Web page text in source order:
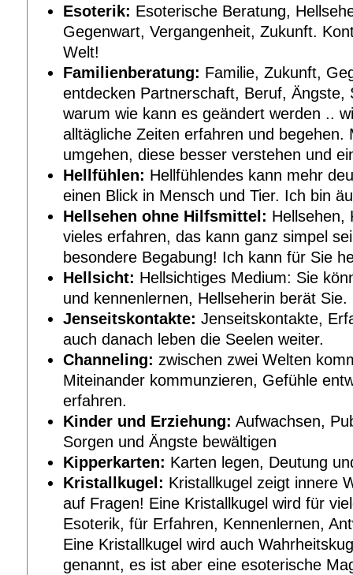
Esoterik: Esoterische Beratung,
Gegenwart, Vergangenheit, Zukunft.
Welt!
Familienberatung: Familie, Zukunft,
entdecken Partnerschaft, Beruf, Ängste,
warum wie kann es geändert werden ..
alltägliche Zeiten erfahren und begehen.
umgehen, diese besser verstehen und
Hellfühlen: Hellfühlendes kann mehr
einen Blick in Mensch und Tier. Ich bin
Hellsehen ohne Hilfsmittel: Hellsehen,
vieles erfahren, das kann ganz simpel
besondere Begabung! Ich kann für Sie
Hellsicht: Hellsichtiges Medium: Sie
und kennenlernen, Hellseherin berät Sie.
Jenseitskontakte: Jenseitskontakte,
auch danach leben die Seelen weiter.
Channeling: zwischen zwei Welten
Miteinander kommunzieren, Gefühle
erfahren.
Kinder und Erziehung: Aufwachsen,
Sorgen und Ängste bewältigen
Kipperkarten: Karten legen, Deutung
Kristallkugel: Kristallkugel zeigt innere
auf Fragen! Eine Kristallkugel wird für
Esoterik, für Erfahren, Kennenlernen,
Eine Kristallkugel wird auch
genannt, es ist aber eine esoterische